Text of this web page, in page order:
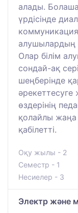
алады.
үрдісінде
алушылардың
Олар білім
сондай-ақ
шеңберінде
өздерінің
қолайлы жаңа
қабілетті.
Оқу жылы - 2
Семестр - 1
Несиелер - 3
Электр және